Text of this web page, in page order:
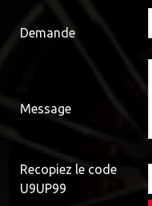
Demande
Message
Recopiez le code
U9UP99